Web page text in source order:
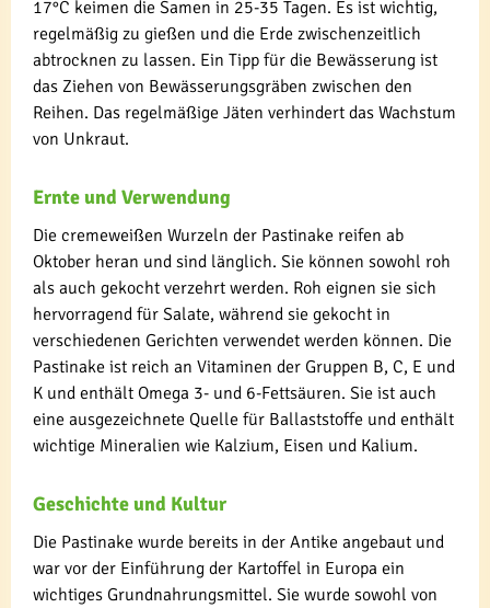
17°C keimen die Samen in 25-35 Tagen. Es ist wichtig,
regelmäßig zu gießen und die Erde zwischenzeitlich
abtrocknen zu lassen. Ein Tipp für die Bewässerung ist
das Ziehen von Bewässerungsgräben zwischen den
Reihen. Das regelmäßige Jäten verhindert das Wachstum
von Unkraut.
Ernte und Verwendung
Die cremeweißen Wurzeln der Pastinake reifen ab
Oktober heran und sind länglich. Sie können sowohl roh
als auch gekocht verzehrt werden. Roh eignen sie sich
hervorragend für Salate, während sie gekocht in
verschiedenen Gerichten verwendet werden können. Die
Pastinake ist reich an Vitaminen der Gruppen B, C, E und
K und enthält Omega 3- und 6-Fettsäuren. Sie ist auch
eine ausgezeichnete Quelle für Ballaststoffe und enthält
wichtige Mineralien wie Kalzium, Eisen und Kalium.
Geschichte und Kultur
Die Pastinake wurde bereits in der Antike angebaut und
war vor der Einführung der Kartoffel in Europa ein
wichtiges Grundnahrungsmittel. Sie wurde sowohl von